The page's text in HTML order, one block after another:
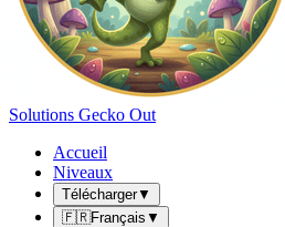
Solutions Gecko Out
Accueil
Niveaux
Télécharger▼
🇫🇷Français ▼